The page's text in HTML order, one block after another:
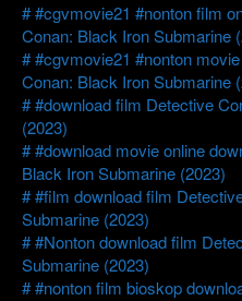
#cgvmovie21 #nonton film
Conan: Black Iron Submarine
#cgvmovie21 #nonton
Conan: Black Iron Submarine
#download film Detective
(2023)
#download movie online
Black Iron Submarine (2023)
#film download film
Submarine (2023)
#Nonton download film
Submarine (2023)
#nonton film bioskop